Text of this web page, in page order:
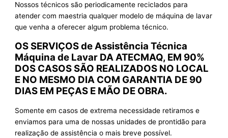
Nossos técnicos são periodicamente reciclados para
atender com maestria qualquer modelo de máquina de lavar
que venha a oferecer algum problema técnico.
OS SERVIÇOS de Assistência Técnica
Máquina de Lavar DA ATECMAQ, EM 90%
DOS CASOS SÃO REALIZADOS NO LOCAL
E NO MESMO DIA COM GARANTIA DE 90
DIAS EM PEÇAS E MÃO DE OBRA.
Somente em casos de extrema necessidade retiramos e
enviamos para uma de nossas unidades de prontidão para
realização de assistência o mais breve possível.